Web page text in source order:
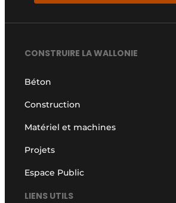
CONSTRUIRE LA WALLONIE
Béton
Construction
Matériel et machines
Projets
Espace Public
LIENS UTILS